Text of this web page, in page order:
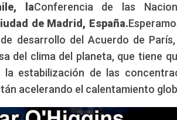
laConferencia de las
de Madrid, España.
desarrollo del Acuerdo de
del clima del planeta, que tiene
estabilización de las
acelerando el calentamiento